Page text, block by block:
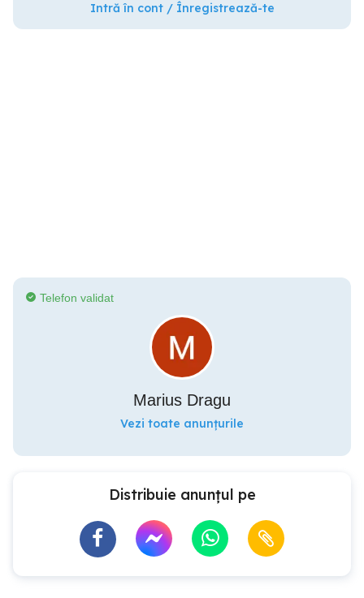
Intră în cont / Înregistrează-te
Telefon validat
Marius Dragu
Vezi toate anunțurile
Distribuie anunțul pe